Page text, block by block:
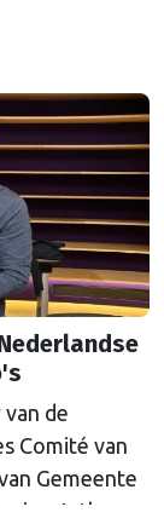
de
Comité van
Gemeente
Arthur